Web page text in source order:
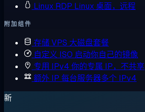
Linux RDP Linux 桌面，远程
附加组件
存储 VPS 大磁盘套餐
自定义 ISO 启动你自己的镜像
专用 IPv4 你的专属 IP，不共享
额外 IP 每台服务器多个 IPv4
新